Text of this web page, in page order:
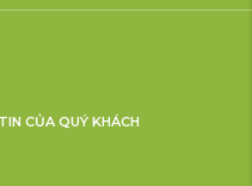
CỦA QUÝ KHÁCH